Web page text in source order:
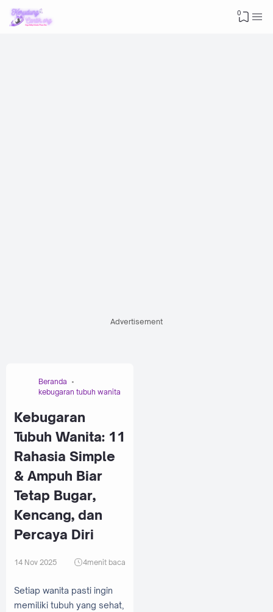
0
Advertisement
Beranda
kebugaran tubuh wanita
Kebugaran
Tubuh Wanita: 11
Rahasia Simple
& Ampuh Biar
Tetap Bugar,
Kencang, dan
Percaya Diri
14 Nov 2025 4menit baca
Setiap wanita pasti ingin
memiliki tubuh yang sehat,